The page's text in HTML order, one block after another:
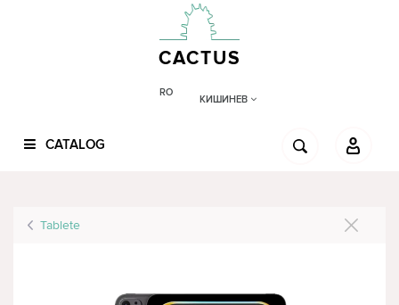
CACTUS
RO
КИШИНЕВ
CATALOG
Tablete